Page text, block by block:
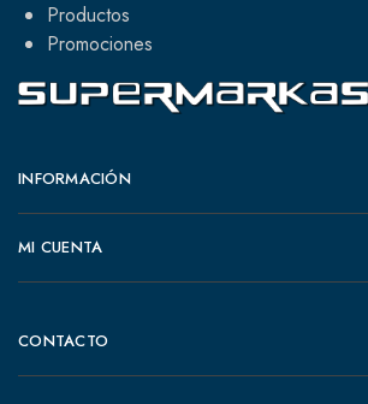
Productos
Promociones
INFORMACIÓN
MI CUENTA
CONTACTO